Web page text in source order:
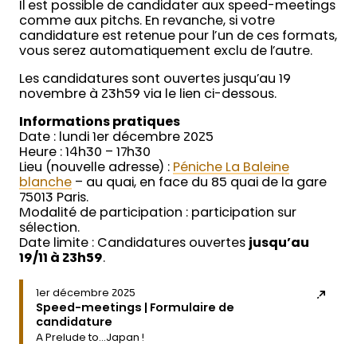
Il est possible de candidater aux speed-meetings
comme aux pitchs. En revanche, si votre
candidature est retenue pour l’un de ces formats,
vous serez automatiquement exclu de l’autre.
Les candidatures sont ouvertes jusqu’au 19
novembre à 23h59 via le lien ci-dessous.
Informations pratiques
Date : lundi 1er décembre 2025
Heure : 14h30 – 17h30
Lieu (nouvelle adresse) : Péniche La Baleine
blanche – au quai, en face du 85 quai de la gare
75013 Paris.
Modalité de participation : participation sur
sélection.
Date limite : Candidatures ouvertes jusqu’au
19/11 à 23h59.
1er décembre 2025
Speed-meetings | Formulaire de
candidature
A Prelude to…Japan !